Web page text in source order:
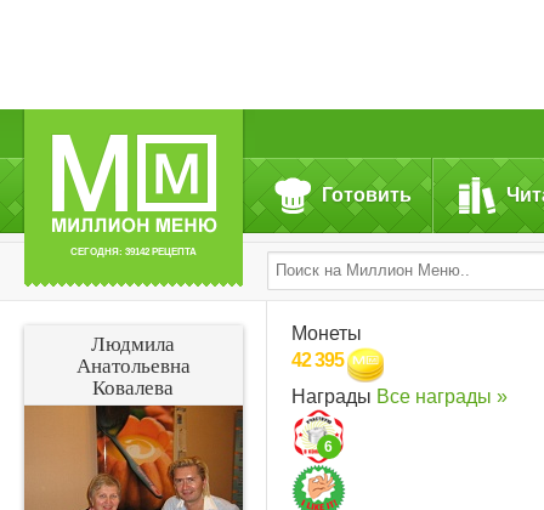
СЕГОДНЯ: 39142 РЕЦЕПТА
Готовить
Людмила
Анатольевна
Ковалева
Монеты
42 395
Награды Все награды »
6